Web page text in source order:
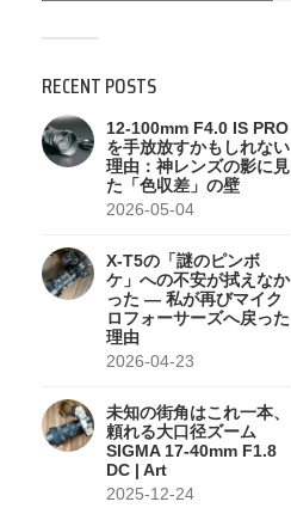
RECENT POSTS
12-100mm F4.0 IS PRO
を手放放すかもしれない
理由：神レンズの影に見
た「色収差」の壁
2026-05-04
X-T5の「謎のピンボ
ケ」への不安が拭えなか
った — 私が再びマイク
ロフォーサーズへ戻った
理由
2026-04-23
未知の街角はこれ一本、
頼れる大口径ズーム
SIGMA 17-40mm F1.8
DC | Art
2025-12-24